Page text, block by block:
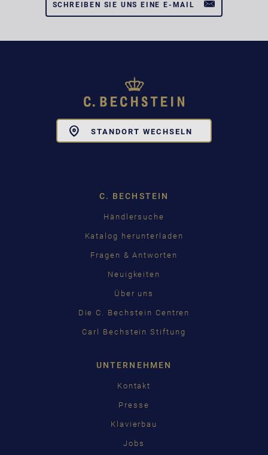
SCHREIBEN SIE UNS EINE E-MAIL
STANDORT WECHSELN
C. BECHSTEIN
Händlersuche
Katalog herunterladen
Fragen & Antworten
Neuigkeiten
Über uns
Die C. Bechstein Centren
Carl Bechstein Stiftung
UNTERNEHMEN
Kontakt
Presse
Klavierbau
Jobs